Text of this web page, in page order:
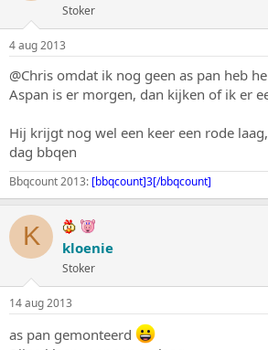
Stoker
4 aug 2013
@Chris omdat ik nog geen as pan heb
Aspan is er morgen, dan kijken of ik er
Hij krijgt nog wel een keer een rode
dag bbqen
Bbqcount 2013: [bbqcount]3[/bbqcount]
K kloenie
Stoker
14 aug 2013
as pan gemonteerd